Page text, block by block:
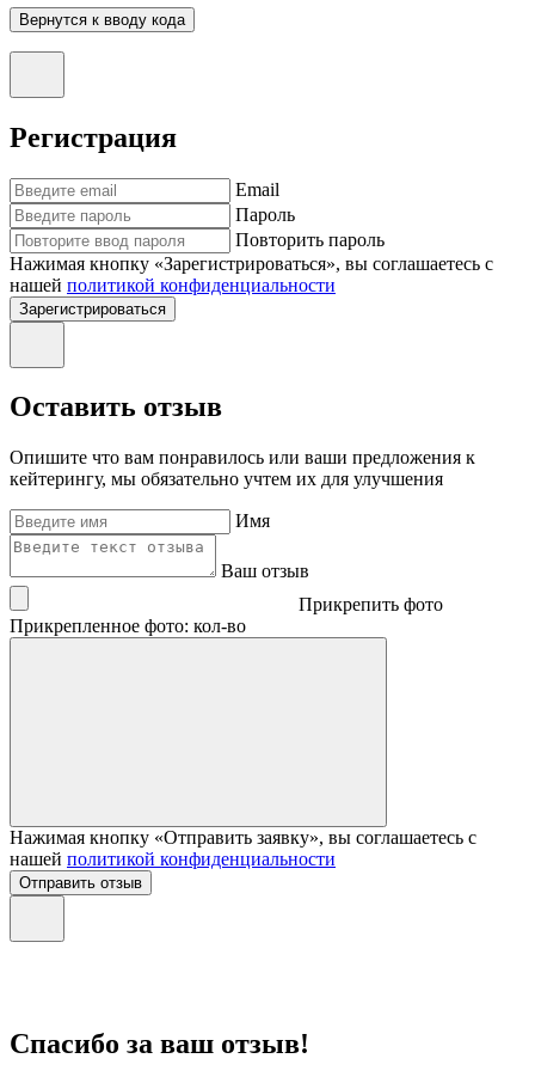
Вернутся к вводу кода
Регистрация
Email
Пароль
Повторить пароль
Нажимая кнопку «Зарегистрироваться», вы соглашаетесь с
нашей политикой конфиденциальности
Зарегистрироваться
Оставить отзыв
Опишите что вам понравилось или ваши предложения к
кейтерингу, мы обязательно учтем их для улучшения
Имя
Ваш отзыв
Прикрепить фото
Прикрепленное фото: кол-во
Нажимая кнопку «Отправить заявку», вы соглашаетесь с
нашей политикой конфиденциальности
Отправить отзыв
Спасибо за ваш отзыв!